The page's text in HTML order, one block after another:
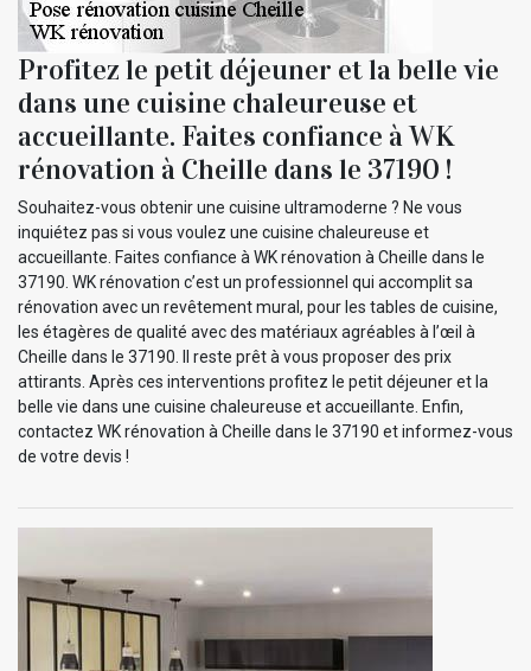
Profitez le petit déjeuner et la belle vie
dans une cuisine chaleureuse et
accueillante. Faites confiance à WK
rénovation à Cheille dans le 37190 !
Souhaitez-vous obtenir une cuisine ultramoderne ? Ne vous
inquiétez pas si vous voulez une cuisine chaleureuse et
accueillante. Faites confiance à WK rénovation à Cheille dans le
37190. WK rénovation c’est un professionnel qui accomplit sa
rénovation avec un revêtement mural, pour les tables de cuisine,
les étagères de qualité avec des matériaux agréables à l’œil à
Cheille dans le 37190. Il reste prêt à vous proposer des prix
attirants. Après ces interventions profitez le petit déjeuner et la
belle vie dans une cuisine chaleureuse et accueillante. Enfin,
contactez WK rénovation à Cheille dans le 37190 et informez-vous
de votre devis !